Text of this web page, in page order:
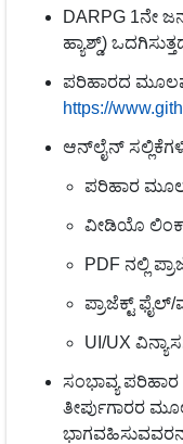
DARPG 1ನೇ
ಹ್ಯಾಶ್ಡ್)
ಪರಿಹಾರದ
https://
ಆನ್‌ಲೈನ್
ಪರಿಹಾರ
ವೀಡಿಯೊ ಲಿಂಕ್
PDF ನಲ್ಲಿ
ಪ್ರಾಜೆಕ್ಟ್
UI/UX
ಸಂಭಾವ್ಯ
ತೀರ್ಪುಗಾರರ